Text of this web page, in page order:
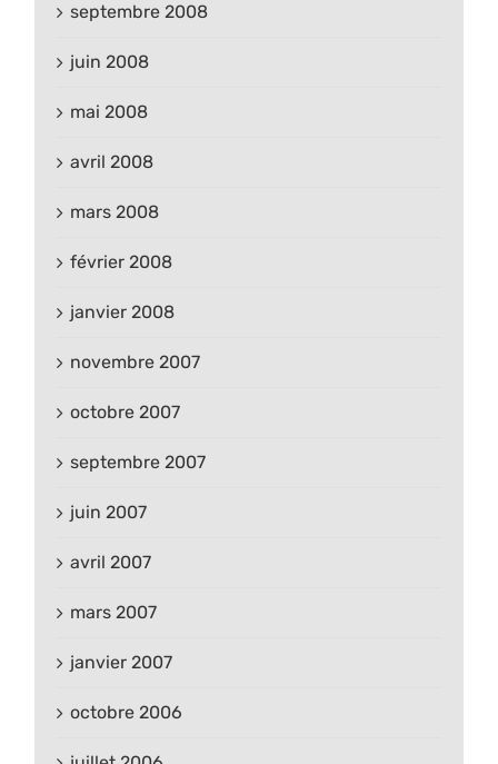
septembre 2008
juin 2008
mai 2008
avril 2008
mars 2008
février 2008
janvier 2008
novembre 2007
octobre 2007
septembre 2007
juin 2007
avril 2007
mars 2007
janvier 2007
octobre 2006